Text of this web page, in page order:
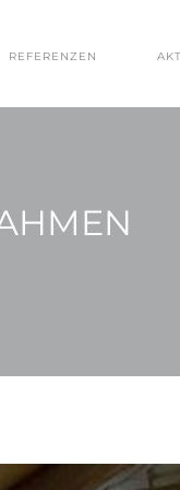
REFERENZEN